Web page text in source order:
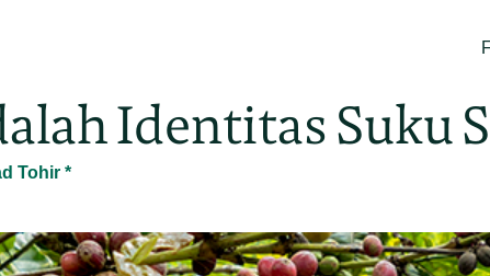
Identitas Suku
Tohir *